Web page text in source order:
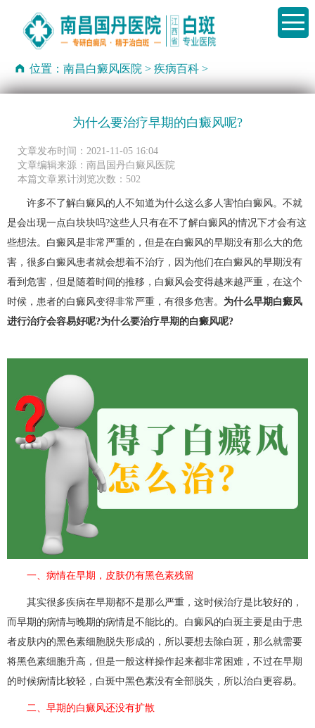
位置：南昌白癜风医院 >疾病百科 >
为什么要治疗早期的白癜风呢?
文章发布时间：2021-11-05 16:04
文章编辑来源：南昌国丹白癜风医院
本篇文章累计浏览次数：502
许多不了解白癜风的人不知道为什么这么多人害怕白癜风。不就
是会出现一点白块块吗?这些人只有在不了解白癜风的情况下才会有这
些想法。白癜风是非常严重的，但是在白癜风的早期没有那么大的危
害，很多白癜风患者就会想着不治疗，因为他们在白癜风的早期没有
看到危害，但是随着时间的推移，白癜风会变得越来越严重，在这个
时候，患者的白癜风变得非常严重，有很多危害。 为什么早期白癜风
进行治疗会容易好呢?为什么要治疗早期的白癜风呢?
一、病情在早期，皮肤仍有黑色素残留
其实很多疾病在早期都不是那么严重，这时候治疗是比较好的，
而早期的病情与晚期的病情是不能比的。白癜风的白斑主要是由于患
者皮肤内的黑色素细胞脱失形成的，所以要想去除白斑，那么就需要
将黑色素细胞升高，但是一般这样操作起来都非常困难，不过在早期
的时候病情比较轻，白斑中黑色素没有全部脱失，所以治白更容易。
二、早期的白癜风还没有扩散